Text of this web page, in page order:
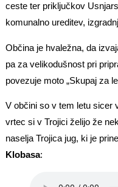
ceste ter priključkov
komunalno ureditev,
Občina je hvaležna, da
pa za velikodušnost pri
povezuje moto „Skupaj za
V občini so v tem letu sicer
vrtec si v Trojici želijo že
naselja Trojica jug, ki je
Klobasa: